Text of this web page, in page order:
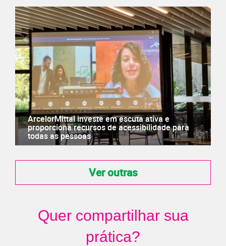
ArcelorMittal investe em escuta ativa e
proporciona recursos de acessibilidade para
todas as pessoas
Ver outras
Quer compartilhar sua
prática?